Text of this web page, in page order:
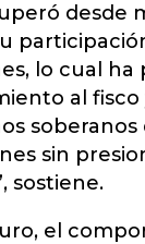
desde
lo cual
al fisco
soberanos
sin
sostiene.
el